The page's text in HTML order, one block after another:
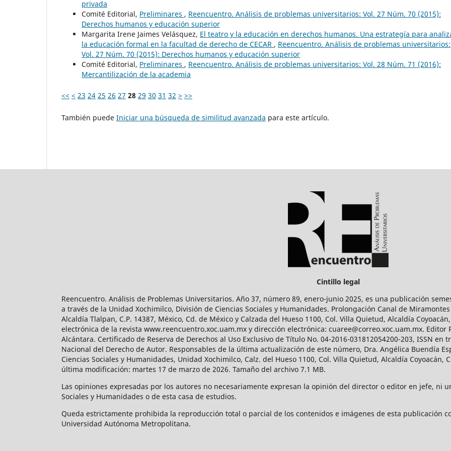
privada
Comité Editorial, Preliminares , Reencuentro. Análisis de problemas universitarios: Vol. 27 Núm. 70 (2015):
Derechos humanos y educación superior
Margarita Irene Jaimes Velásquez, El teatro y la educación en derechos humanos. Una estrategía para
la educación formal en la facultad de derecho de CECAR , Reencuentro. Análisis de problemas universitarios:
Vol. 27 Núm. 70 (2015): Derechos humanos y educación superior
Comité Editorial, Preliminares , Reencuentro. Análisis de problemas universitarios: Vol. 28 Núm. 71 (2016):
Mercantilización de la academia
<< < 23 24 25 26 27 28 29 30 31 32 > >>
También puede Iniciar una búsqueda de similitud avanzada para este artículo.
Cintillo legal
Reencuentro. Análisis de Problemas Universitarios. Año 37, número 89, enero-junio 2025, es una publicación
a través de la Unidad Xochimilco, División de Ciencias Sociales y Humanidades. Prolongación Canal de Miramontes
Alcaldía Tlalpan, C.P. 14387, México, Cd. de México y Calzada del Hueso 1100, Col. Villa Quietud, Alcaldía
electrónica de la revista www.reencuentro.xoc.uam.mx y dirección electrónica: cuaree@correo.xoc.uam.mx. Editor
Alcántara. Certificado de Reserva de Derechos al Uso Exclusivo de Título No. 04-2016-031812054200-203, ISSN
Nacional del Derecho de Autor. Responsables de la última actualización de este número, Dra. Angélica Buendía
Ciencias Sociales y Humanidades, Unidad Xochimilco, Calz. del Hueso 1100, Col. Villa Quietud, Alcaldía Coyoacán,
última modificación: martes 17 de marzo de 2026. Tamaño del archivo 7.1 MB.
Las opiniones expresadas por los autores no necesariamente expresan la opinión del director o editor en jefe, ni
Sociales y Humanidades o de esta casa de estudios.
Queda estrictamente prohibida la reproducción total o parcial de los contenidos e imágenes de esta publicación
Universidad Autónoma Metropolitana.